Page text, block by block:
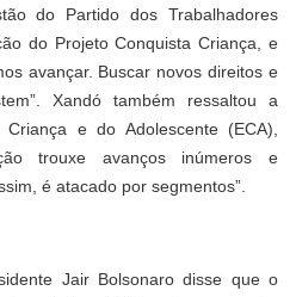
do Partido dos Trabalhadores
do Projeto Conquista Criança, e
avançar. Buscar novos direitos e
Xandó também ressaltou a
e do Adolescente (ECA),
trouxe avanços inúmeros e
é atacado por segmentos”.
Jair Bolsonaro disse que o